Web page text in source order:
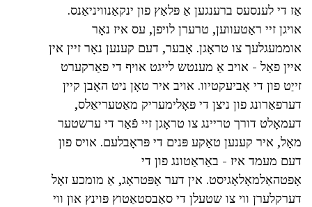
אַז די לענסעס ברענגען אַ פּלאַץ פון ינקאַנוויניאַנס.
אויגן זיי ראַטעווען, טרערן לויפן, עס איז נאָר
אוממעגלעך צו טראָגן. אָבער, דעם קענען נאָר זיין אין
איין פאַל - אויב אַ מענטש לייגט אויף די פאַרקערט
זייַט פון די אָביעקטיוו. אויב איר טאָן ניט האָבן קיין
דערפאַרונג פון ניצן די פּאָלימעריק מאַטעריאַלס,
דעמאָלט דורך טריינג צו טראָגן זיי פֿאַר די ערשטער
מאָל, איר קענען טאַקע פּנים די פּראָבלעם. אויס פון
דעם מעמד איז - באַראַטונג פון די
אָפטהאַלמאָלאָגיסט. אין דער אָפּטראָג, אַ מומכע זאָל
דערקלערן ווי צו שטעלן די סאַבסטאַטוץ פּוינץ און ווי